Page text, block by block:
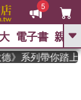
5
GO
電子書 親子
》系列帶你踏上